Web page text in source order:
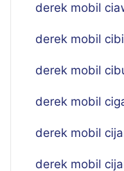
derek mobil
derek mobil
derek mobil
derek mobil
derek mobil
derek mobil